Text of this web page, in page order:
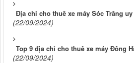
Địa chỉ cho thuê xe máy Sóc Trăng
(22/09/2024)
Top 9 địa chỉ cho thuê xe máy Đông
(22/09/2024)